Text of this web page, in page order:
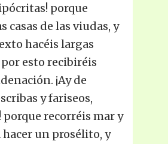
porque
casas de las viudas, y
hacéis largas
esto recibiréis
¡Ay de
y fariseos,
recorréis mar y
un prosélito, y